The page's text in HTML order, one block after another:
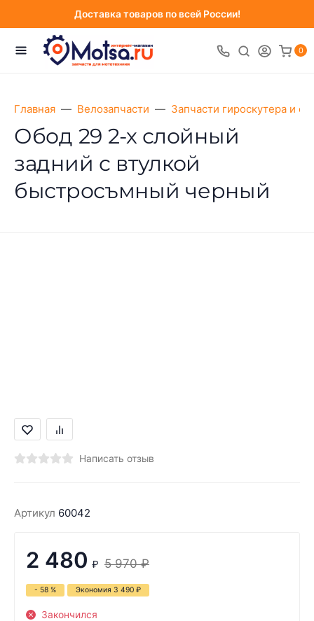
Доставка товаров по всей России!
0
Главная Велозапчасти Запчасти гироскутера и
Обод 29 2-х слойный
задний с втулкой
быстросъмный черный
Написать отзыв
Артикул 60042
2 480 ₽ 5 970 ₽
- 58 % Экономия 3 490 ₽
Закончился